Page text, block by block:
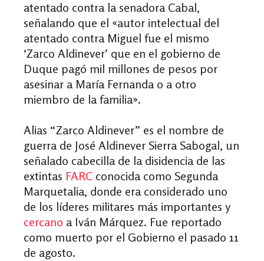
atentado contra la senadora Cabal,
señalando que el «autor intelectual del
atentado contra Miguel fue el mismo
‘Zarco Aldinever’ que en el gobierno de
Duque pagó mil millones de pesos por
asesinar a María Fernanda o a otro
miembro de la familia».
Alias “Zarco Aldinever” es el nombre de
guerra de José Aldinever Sierra Sabogal, un
señalado cabecilla de la disidencia de las
extintas FARC conocida como Segunda
Marquetalia, donde era considerado uno
de los líderes militares más importantes y
cercano a Iván Márquez. Fue reportado
como muerto por el Gobierno el pasado 11
de agosto.